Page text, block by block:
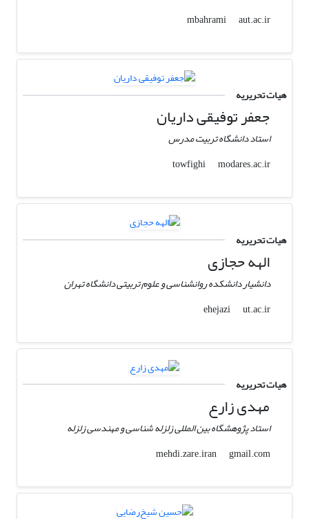
mbahrami
aut.ac.ir
هیات تحریریه
جعفر توفیقی داریان
استاد دانشگاه تربیت مدرس
towfighi
modares.ac.ir
هیات تحریریه
الهه حجازی
دانشیار دانشکده روانشناسی و علوم تربیتی دانشگاه تهران
ehejazi
ut.ac.ir
هیات تحریریه
مهدی زارع
استاد پژوهشگاه بین المللی زلزله شناسی و مهندسی زلزله
mehdi.zare.iran
gmail.com